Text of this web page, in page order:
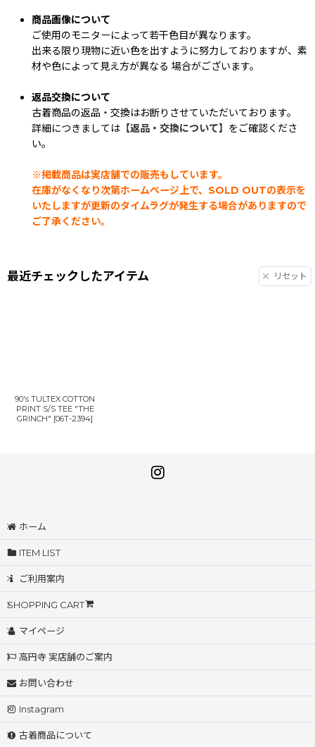
商品画像について
ご使用のモニターによって若干色目が異なります。
出来る限り現物に近い色を出すように努力しておりますが、素
材や色によって見え方が異なる 場合がございます。
返品交換について
古着商品の返品・交換はお断りさせていただいております。
詳細につきましては 【返品・交換について】 をご確認くださ
い。
※掲載商品は実店舗での販売もしています。
在庫がなくなり次第ホームページ上で、SOLD OUTの表示を
いたしますが更新のタイムラグが発生する場合がありますので
ご了承ください。
最近チェックしたアイテム リセット
90's TULTEX COTTON
PRINT S/S TEE "THE
GRINCH" [06T-2394]
ホーム
ITEM LIST
ご利用案内
SHOPPING CART
マイページ
高円寺 実店舗のご案内
お問い合わせ
Instagram
古着商品について